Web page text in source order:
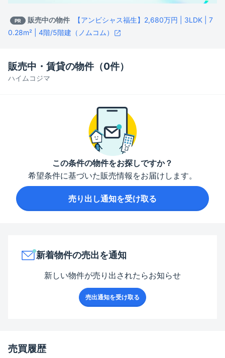
PR 販売中の物件
【アンビシャス福生】2,680万円 | 3LDK | 7
0.28m² | 4階/5階建（ノムコム）
ハイムコジマ
販売中・賃貸の物件（0件）
この条件の物件をお探しですか？
希望条件に基づいた販売情報をお届けします。
売り出し通知を受け取る
新着物件の売出を通知
新しい物件が売り出されたらお知らせ
売出通知を受け取る
売買履歴